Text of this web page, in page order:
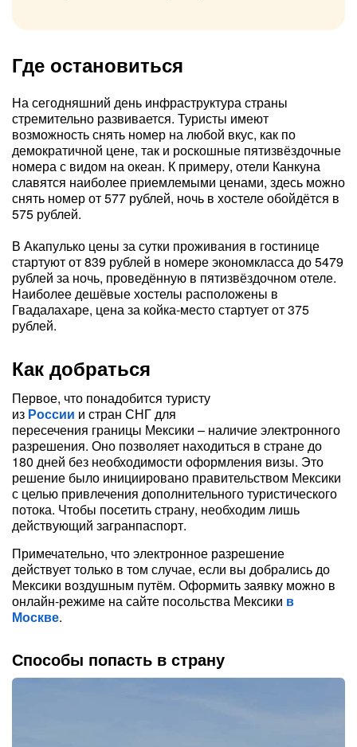
Где остановиться
На сегодняшний день инфраструктура страны
стремительно развивается. Туристы имеют
возможность снять номер на любой вкус, как по
демократичной цене, так и роскошные пятизвёздочные
номера с видом на океан. К примеру, отели Канкуна
славятся наиболее приемлемыми ценами, здесь можно
снять номер от 577 рублей, ночь в хостеле обойдётся в
575 рублей.
В Акапулько цены за сутки проживания в гостинице
стартуют от 839 рублей в номере экономкласса до 5479
рублей за ночь, проведённую в пятизвёздочном отеле.
Наиболее дешёвые хостелы расположены в
Гвадалахаре, цена за койка-место стартует от 375
рублей.
Как добраться
Первое, что понадобится туристу
из России и стран СНГ для
пересечения границы Мексики – наличие электронного
разрешения. Оно позволяет находиться в стране до
180 дней без необходимости оформления визы. Это
решение было инициировано правительством Мексики
с целью привлечения дополнительного туристического
потока. Чтобы посетить страну, необходим лишь
действующий загранпаспорт.
Примечательно, что электронное разрешение
действует только в том случае, если вы добрались до
Мексики воздушным путём. Оформить заявку можно в
онлайн-режиме на сайте посольства Мексики в
Москве.
Способы попасть в страну